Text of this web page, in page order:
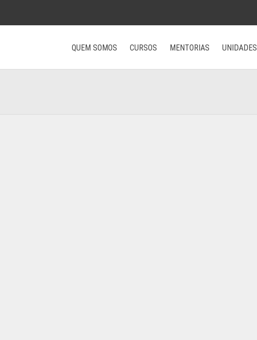
QUEM SOMOS CURSOS MENTORIAS UNIDADES